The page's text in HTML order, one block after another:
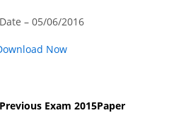
– 05/06/2016
Now
Previous Exam 2015Paper